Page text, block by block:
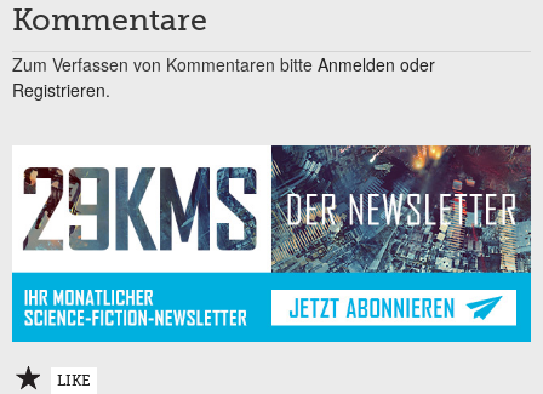
Kommentare
Zum Verfassen von Kommentaren bitte Anmelden oder
Registrieren.
LIKE